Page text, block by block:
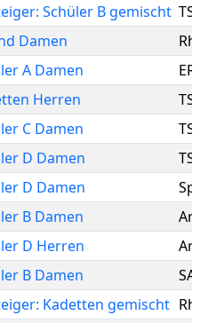
Schüler B gemischt
Damen
A Damen
Herren
C Damen
D Damen
D Damen
B Damen
D Herren
B Damen
Kadetten gemischt